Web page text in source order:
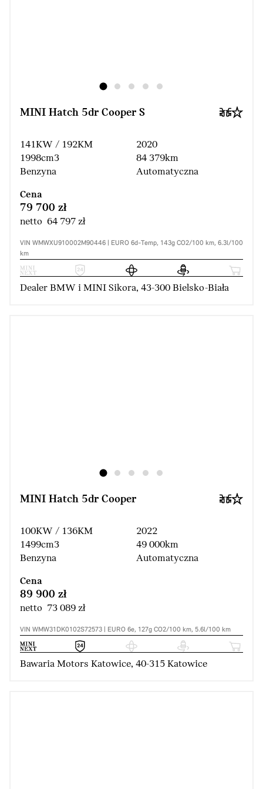
MINI Hatch 5dr Cooper S
141KW / 192KM
1998cm3
Benzyna
2020
84 379km
Automatyczna
Cena
79 700 zł
netto 64 797 zł
VIN WMWXU910002M90446 | EURO 6d-Temp, 143g CO2/100 km, 6.3l/100
km
Dealer BMW i MINI Sikora, 43-300 Bielsko-Biała
MINI Hatch 5dr Cooper
100KW / 136KM
1499cm3
Benzyna
2022
49 000km
Automatyczna
Cena
89 900 zł
netto 73 089 zł
VIN WMW31DK0102S72573 | EURO 6e, 127g CO2/100 km, 5.6l/100 km
Bawaria Motors Katowice, 40-315 Katowice